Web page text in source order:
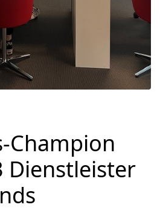
Champion
Dienstleister